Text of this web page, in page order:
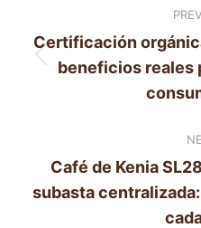
navigation
Certificación
beneficios reales
Café de Kenia
subasta